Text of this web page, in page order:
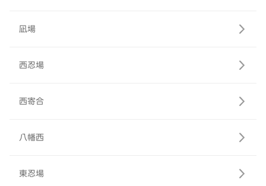
凪場
西忍場
西寄合
八幡西
東忍場